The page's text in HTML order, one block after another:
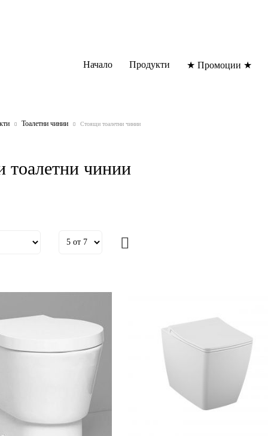
Начало Продукти ★ Промоции ★
Тоалетни чинии Стоящи тоалетни чинии
тоалетни чинии